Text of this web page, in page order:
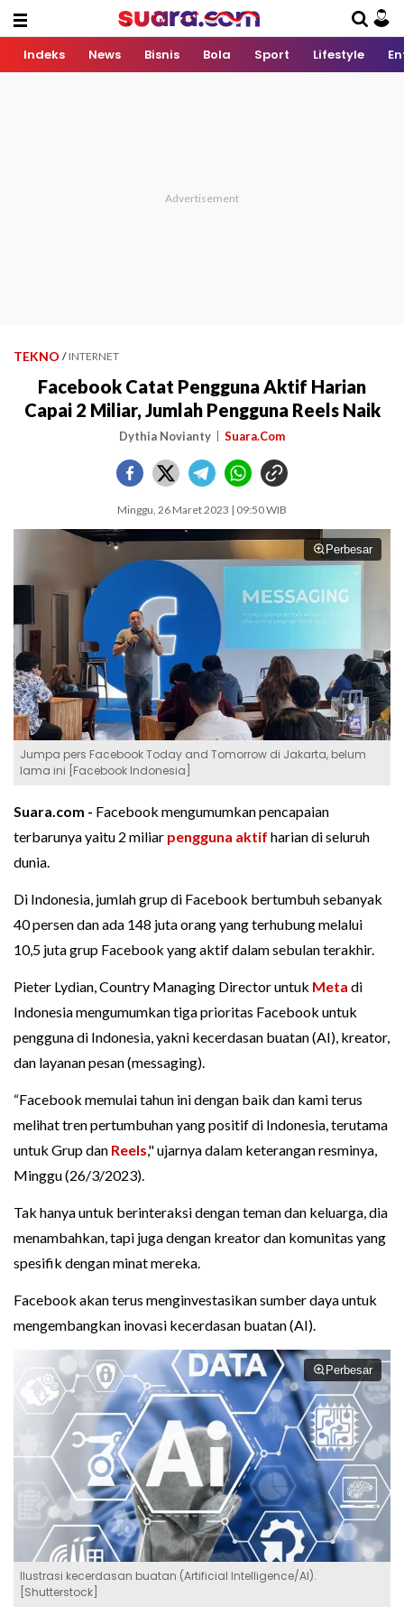
Indeks News Bisnis Bola Sport Lifestyle
TEKNO / INTERNET
Facebook Catat Pengguna Aktif Harian
Capai 2 Miliar, Jumlah Pengguna Reels Naik
Dythia Novianty Suara.Com
Minggu, 26 Maret 2023 | 09:50 WIB
Perbesar
Jumpa pers Facebook Today and Tomorrow di Jakarta, belum
lama ini [Facebook Indonesia]
Suara.com - Facebook mengumumkan pencapaian
terbarunya yaitu 2 miliar pengguna aktif harian di seluruh
dunia.
Di Indonesia, jumlah grup di Facebook bertumbuh sebanyak
40 persen dan ada 148 juta orang yang terhubung melalui
10,5 juta grup Facebook yang aktif dalam sebulan terakhir.
Pieter Lydian, Country Managing Director untuk Meta di
Indonesia mengumumkan tiga prioritas Facebook untuk
pengguna di Indonesia, yakni kecerdasan buatan (AI), kreator,
dan layanan pesan (messaging).
“Facebook memulai tahun ini dengan baik dan kami terus
melihat tren pertumbuhan yang positif di Indonesia, terutama
untuk Grup dan Reels," ujarnya dalam keterangan resminya,
Minggu (26/3/2023).
Tak hanya untuk berinteraksi dengan teman dan keluarga, dia
menambahkan, tapi juga dengan kreator dan komunitas yang
spesifik dengan minat mereka.
Facebook akan terus menginvestasikan sumber daya untuk
mengembangkan inovasi kecerdasan buatan (AI).
Perbesar
Ilustrasi kecerdasan buatan (Artificial Intelligence/AI).
[Shutterstock]